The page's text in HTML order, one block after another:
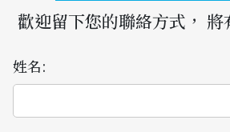
歡迎留下您的聯絡方式，
姓名: